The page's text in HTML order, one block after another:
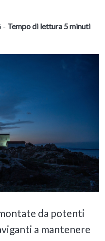
- Tempo di lettura 5 minuti
da potenti
a mantenere